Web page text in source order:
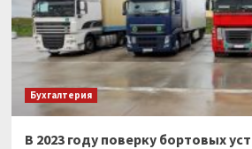
Бухгалтерия
В 2023 году поверку бортовых